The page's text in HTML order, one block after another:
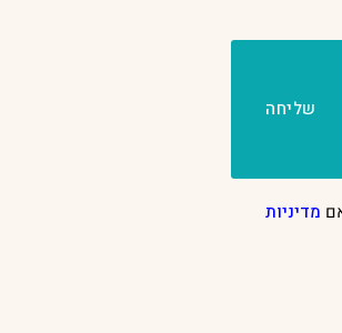
מדיניות
שליחה